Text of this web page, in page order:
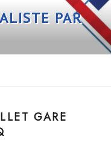
PAR
GARE